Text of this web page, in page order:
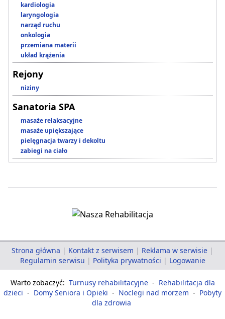
kardiologia
laryngologia
narząd ruchu
onkologia
przemiana materii
układ krążenia
Rejony
niziny
Sanatoria SPA
masaże relaksacyjne
masaże upiększające
pielęgnacja twarzy i dekoltu
zabiegi na ciało
Strona główna | Kontakt z serwisem | Reklama w serwisie |
Regulamin serwisu | Polityka prywatności | Logowanie
Warto zobaczyć: Turnusy rehabilitacyjne - Rehabilitacja dla
dzieci - Domy Seniora i Opieki - Noclegi nad morzem - Pobyty
dla zdrowia